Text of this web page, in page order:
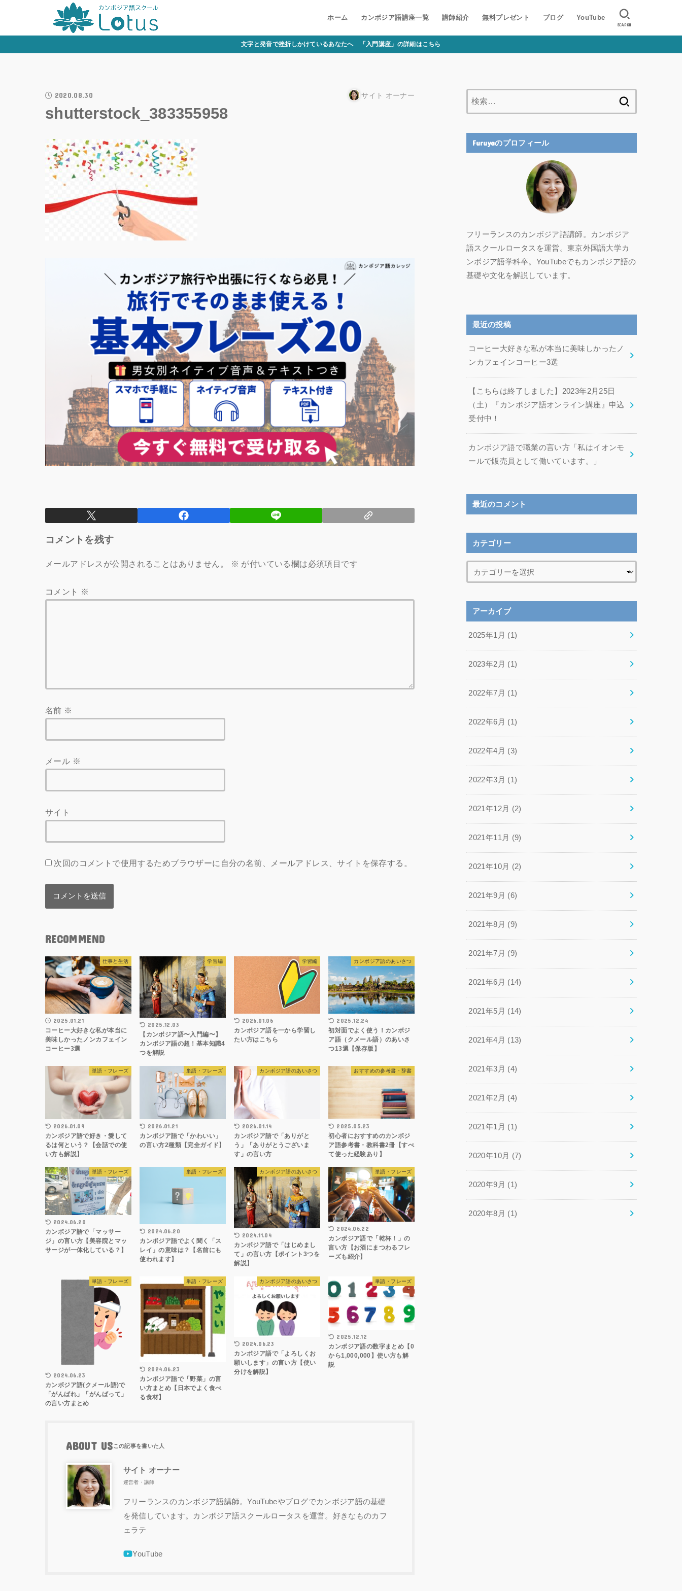
ホーム カンボジア語講座一覧 講師紹介 無料プレゼント ブログ YouTube
SEARCH
文字と発音で挫折しかけているあなたへ 「入門講座」の詳細はこちら
2020.08.30 サイト オーナー
shutterstock_383355958
コメントを残す
メールアドレスが公開されることはありません。 ※ が付いている欄は必須項目です
コメント ※
名前 ※
メール ※
サイト
次回のコメントで使用するためブラウザーに自分の名前、メールアドレス、サイトを保存する。
RECOMMEND
仕事と生活
2025.01.21
コーヒー大好きな私が本当に
美味しかったノンカフェイン
コーヒー3選
学習編
2025.12.03
【カンボジア語〜入門編〜】
カンボジア語の超！基本知識4
つを解説
学習編
2026.01.06
カンボジア語を一から学習し
たい方はこちら
カンボジア語のあいさつ
2025.12.24
初対面でよく使う！カンボジ
ア語（クメール語）のあいさ
つ13選【保存版】
単語・フレーズ
2026.01.09
カンボジア語で好き・愛して
るは何という？【会話での使
い方も解説】
単語・フレーズ
2026.01.21
カンボジア語で「かわいい」
の言い方2種類【完全ガイド】
カンボジア語のあいさつ
2026.01.14
カンボジア語で「ありがと
う」「ありがとうございま
す」の言い方
おすすめの参考書・辞書
2025.05.23
初心者におすすめのカンボジ
ア語参考書・教科書2冊【すべ
て使った経験あり】
単語・フレーズ
2024.06.20
カンボジア語で「マッサー
ジ」の言い方【美容院とマッ
サージが一体化している？】
単語・フレーズ
2024.06.20
カンボジア語でよく聞く「ス
レイ」の意味は？【名前にも
使われます】
カンボジア語のあいさつ
2024.11.04
カンボジア語で「はじめまし
て」の言い方【ポイント3つを
解説】
単語・フレーズ
2024.06.22
カンボジア語で「乾杯！」の
言い方【お酒にまつわるフレ
ーズも紹介】
単語・フレーズ
2024.06.23
カンボジア語(クメール語)で
「がんばれ」「がんばって」
の言い方まとめ
単語・フレーズ
2024.06.23
カンボジア語で「野菜」の言
い方まとめ【日本でよく食べ
る食材】
カンボジア語のあいさつ
2024.06.23
カンボジア語で「よろしくお
願いします」の言い方【使い
分けを解説】
単語・フレーズ
2025.12.12
カンボジア語の数字まとめ【0
から1,000,000】使い方も解
説
ABOUT US
サイト オーナー
運営者・講師
フリーランスのカンボジア語講師。YouTubeやブログでカンボジア語の基礎
を発信しています。カンボジア語スクールロータスを運営。好きなものカフ
ェラテ
Furuyaのプロフィール
フリーランスのカンボジア語講師。カンボジア
語スクールロータスを運営。東京外国語大学カ
ンボジア語学科卒。YouTubeでもカンボジア語の
基礎や文化を解説しています。
最近の投稿
コーヒー大好きな私が本当に美味しかったノ
ンカフェインコーヒー3選
【こちらは終了しました】2023年2月25日
（土）『カンボジア語オンライン講座』申込
受付中！
カンボジア語で職業の言い方「私はイオンモ
ールで販売員として働いています。」
最近のコメント
カテゴリー
アーカイブ
2025年1月 (1)
2023年2月 (1)
2022年7月 (1)
2022年6月 (1)
2022年4月 (3)
2022年3月 (1)
2021年12月 (2)
2021年11月 (9)
2021年10月 (2)
2021年9月 (6)
2021年8月 (9)
2021年7月 (9)
2021年6月 (14)
2021年5月 (14)
2021年4月 (13)
2021年3月 (4)
2021年2月 (4)
2021年1月 (1)
2020年10月 (7)
2020年9月 (1)
2020年8月 (1)